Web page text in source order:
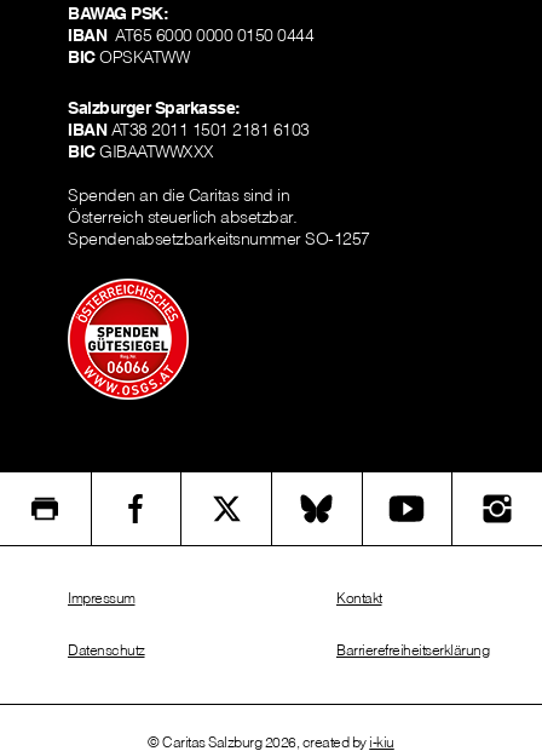
BAWAG PSK:
IBANAT65 6000 0000 0150 0444
BICOPSKATWW
Salzburger Sparkasse:
IBANAT38 2011 1501 2181 6103
BICGIBAATWWXXX
Spenden an die Caritas sind in
Österreich steuerlich absetzbar.
Spendenabsetzbarkeitsnummer SO-1257
© Caritas Salzburg 2026, created by i-kiu
Impressum
Datenschutz
Kontakt
Barrierefreiheitserklärung